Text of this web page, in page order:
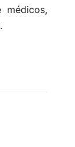
médicos,